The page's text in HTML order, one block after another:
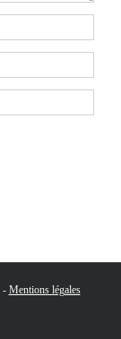
- Mentions légales